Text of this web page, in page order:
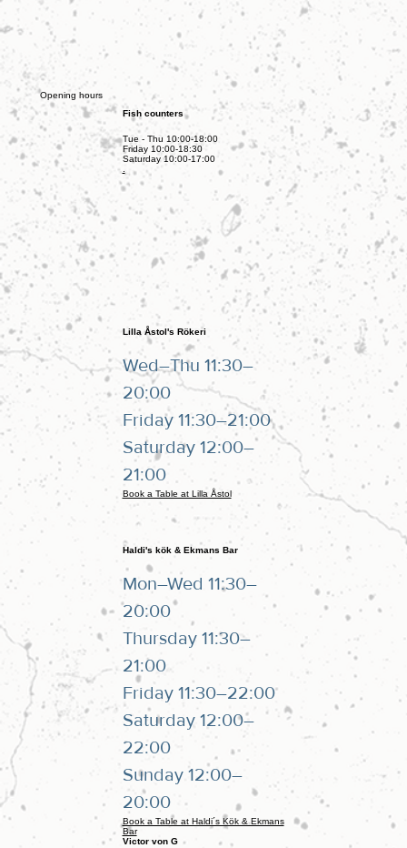
Opening hours
Fish counters
Tue - Thu 10:00-18:00
Friday 10:00-18:30
Saturday 10:00-17:00
Lilla Åstol's Rökeri
Wed–Thu 11:30–
20:00
Friday 11:30–21:00
Saturday 12:00–
21:00
Book a Table at Lilla Åstol
Haldi's kök & Ekmans Bar
Mon–Wed 11:30–
20:00
Thursday 11:30–
21:00
Friday 11:30–22:00
Saturday 12:00–
22:00
Sunday 12:00–
20:00
Book a Table at Haldi´s Kök & Ekmans
Bar
Victor von G